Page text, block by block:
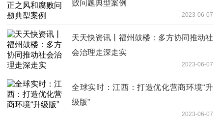
败问题典型案例
2023-06-07
天天快资讯丨福州鼓楼：多方协同推动社
会治理走深走实
2023-06-07
全球实时：江西：打造优化营商环境“升
级版”
2023-06-07